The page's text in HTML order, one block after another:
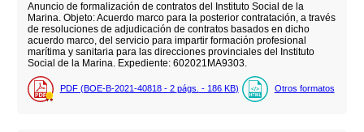
Anuncio de formalización de contratos del Instituto Social de la
Marina. Objeto: Acuerdo marco para la posterior contratación, a través
de resoluciones de adjudicación de contratos basados en dicho
acuerdo marco, del servicio para impartir formación profesional
marítima y sanitaria para las direcciones provinciales del Instituto
Social de la Marina. Expediente: 602021MA9303.
PDF (BOE-B-2021-40818 - 2 págs. - 186 KB) Otros formatos